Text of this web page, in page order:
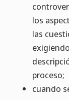
los
las
proceso;
cuando